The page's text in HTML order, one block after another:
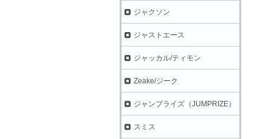
ジャクソン
ジャストエース
ジャッカル/ティモン
Zeake/ジーク
ジャンプライズ（JUMPRIZE）
スミス